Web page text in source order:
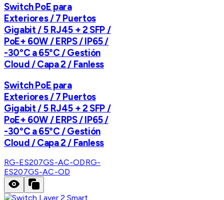
Switch PoE para
Exteriores / 7 Puertos
Gigabit / 5 RJ45 + 2 SFP /
PoE+ 60W / ERPS / IP65 /
-30°C a 65°C / Gestión
Cloud / Capa 2 / Fanless
Switch PoE para
Exteriores / 7 Puertos
Gigabit / 5 RJ45 + 2 SFP /
PoE+ 60W / ERPS / IP65 /
-30°C a 65°C / Gestión
Cloud / Capa 2 / Fanless
RG-ES207GS-AC-ODRG-
ES207GS-AC-OD